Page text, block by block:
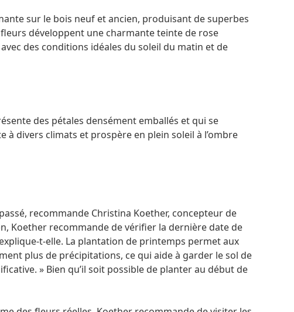
sur le bois neuf et ancien, produisant de superbes
développent une charmante teinte de rose
des conditions idéales du soleil du matin et de
des pétales densément emballés et qui se
à divers climats et prospère en plein soleil à l’ombre
recommande Christina Koether, concepteur de
Koether recommande de vérifier la dernière date de
t-elle. La plantation de printemps permet aux
plus de précipitations, ce qui aide à garder le sol de
» Bien qu’il soit possible de planter au début de